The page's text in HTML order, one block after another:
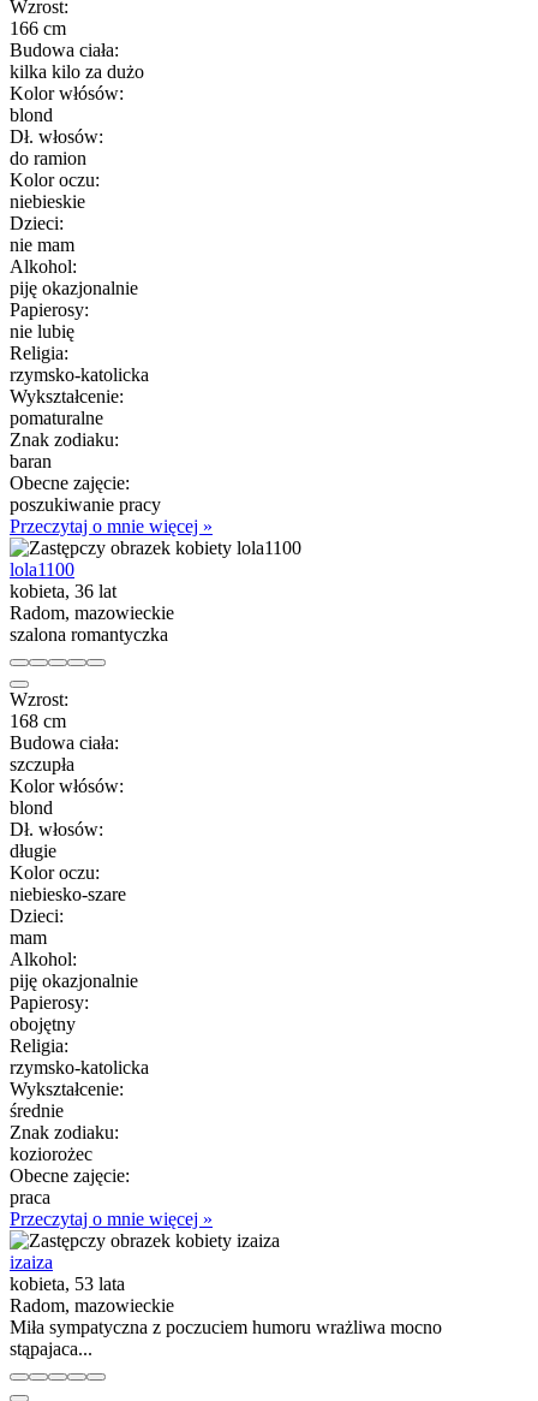
Wzrost:
166 cm
Budowa ciała:
kilka kilo za dużo
Kolor włósów:
blond
Dł. włosów:
do ramion
Kolor oczu:
niebieskie
Dzieci:
nie mam
Alkohol:
piję okazjonalnie
Papierosy:
nie lubię
Religia:
rzymsko-katolicka
Wykształcenie:
pomaturalne
Znak zodiaku:
baran
Obecne zajęcie:
poszukiwanie pracy
Przeczytaj o mnie więcej »
lola1100
kobieta, 36 lat
Radom, mazowieckie
szalona romantyczka
Wzrost:
168 cm
Budowa ciała:
szczupła
Kolor włósów:
blond
Dł. włosów:
długie
Kolor oczu:
niebiesko-szare
Dzieci:
mam
Alkohol:
piję okazjonalnie
Papierosy:
obojętny
Religia:
rzymsko-katolicka
Wykształcenie:
średnie
Znak zodiaku:
koziorożec
Obecne zajęcie:
praca
Przeczytaj o mnie więcej »
izaiza
kobieta, 53 lata
Radom, mazowieckie
Miła sympatyczna z poczuciem humoru wrażliwa mocno
stąpajaca...